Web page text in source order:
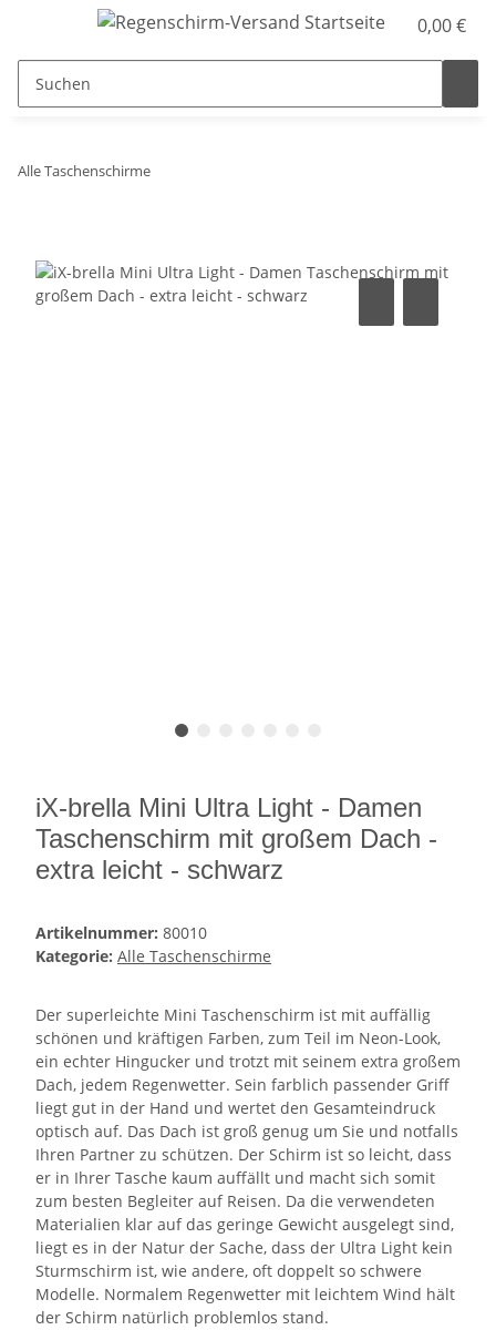
0,00 €
Alle Taschenschirme
iX-brella Mini Ultra Light - Damen
Taschenschirm mit großem Dach -
extra leicht - schwarz
Artikelnummer: 80010
Kategorie: Alle Taschenschirme
Der superleichte Mini Taschenschirm ist mit auffällig
schönen und kräftigen Farben, zum Teil im Neon-Look,
ein echter Hingucker und trotzt mit seinem extra großem
Dach, jedem Regenwetter. Sein farblich passender Griff
liegt gut in der Hand und wertet den Gesamteindruck
optisch auf. Das Dach ist groß genug um Sie und notfalls
Ihren Partner zu schützen. Der Schirm ist so leicht, dass
er in Ihrer Tasche kaum auffällt und macht sich somit
zum besten Begleiter auf Reisen. Da die verwendeten
Materialien klar auf das geringe Gewicht ausgelegt sind,
liegt es in der Natur der Sache, dass der Ultra Light kein
Sturmschirm ist, wie andere, oft doppelt so schwere
Modelle. Normalem Regenwetter mit leichtem Wind hält
der Schirm natürlich problemlos stand.